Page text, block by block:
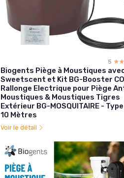
5
Biogents Piège à Moustiques
Sweetscent et Kit BG-Booster
Rallonge Electrique pour Piège
Moustiques & Moustiques Tigres
Extérieur BG-MOSQUITAIRE -
10 Mètres
Voir le détail